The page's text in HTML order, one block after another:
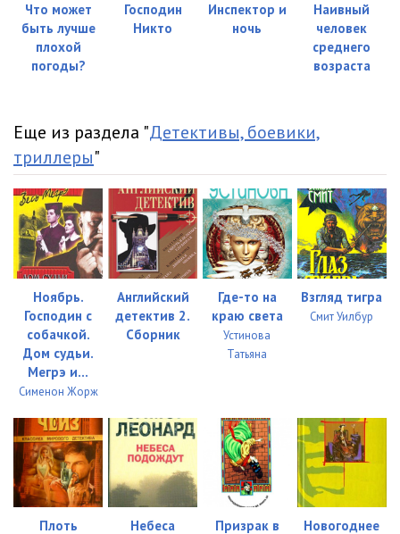
Что может
быть лучше
плохой
погоды?
Господин
Никто
Инспектор и
ночь
Наивный
человек
среднего
возраста
Еще из раздела "Детективы, боевики,
триллеры"
Ноябрь.
Господин с
собачкой.
Дом судьи.
Мегрэ и...
Сименон Жорж
Английский
детектив 2.
Сборник
Где-то на
краю света
Устинова
Татьяна
Взгляд тигра
Смит Уилбур
Плоть Небеса Призрак в Новогоднее